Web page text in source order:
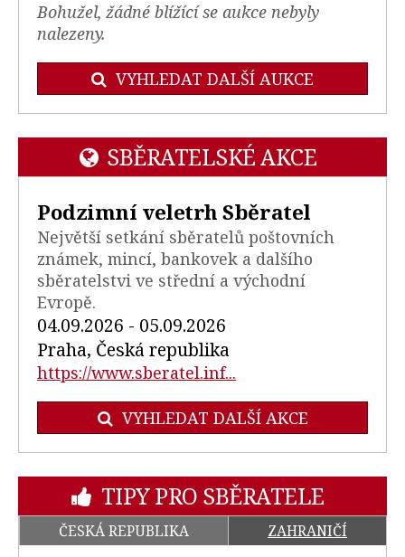
Bohužel, žádné blížící se aukce nebyly
nalezeny.
VYHLEDAT DALŠÍ AUKCE
SBĚRATELSKÉ AKCE
Podzimní veletrh Sběratel
Největší setkání sběratelů poštovních
známek, mincí, bankovek a dalšího
sběratelstvi ve střední a východní
Evropě.
04.09.2026 - 05.09.2026
Praha, Česká republika
https://www.sberatel.inf...
VYHLEDAT DALŠÍ AKCE
TIPY PRO SBĚRATELE
ČESKÁ REPUBLIKA ZAHRANIČÍ